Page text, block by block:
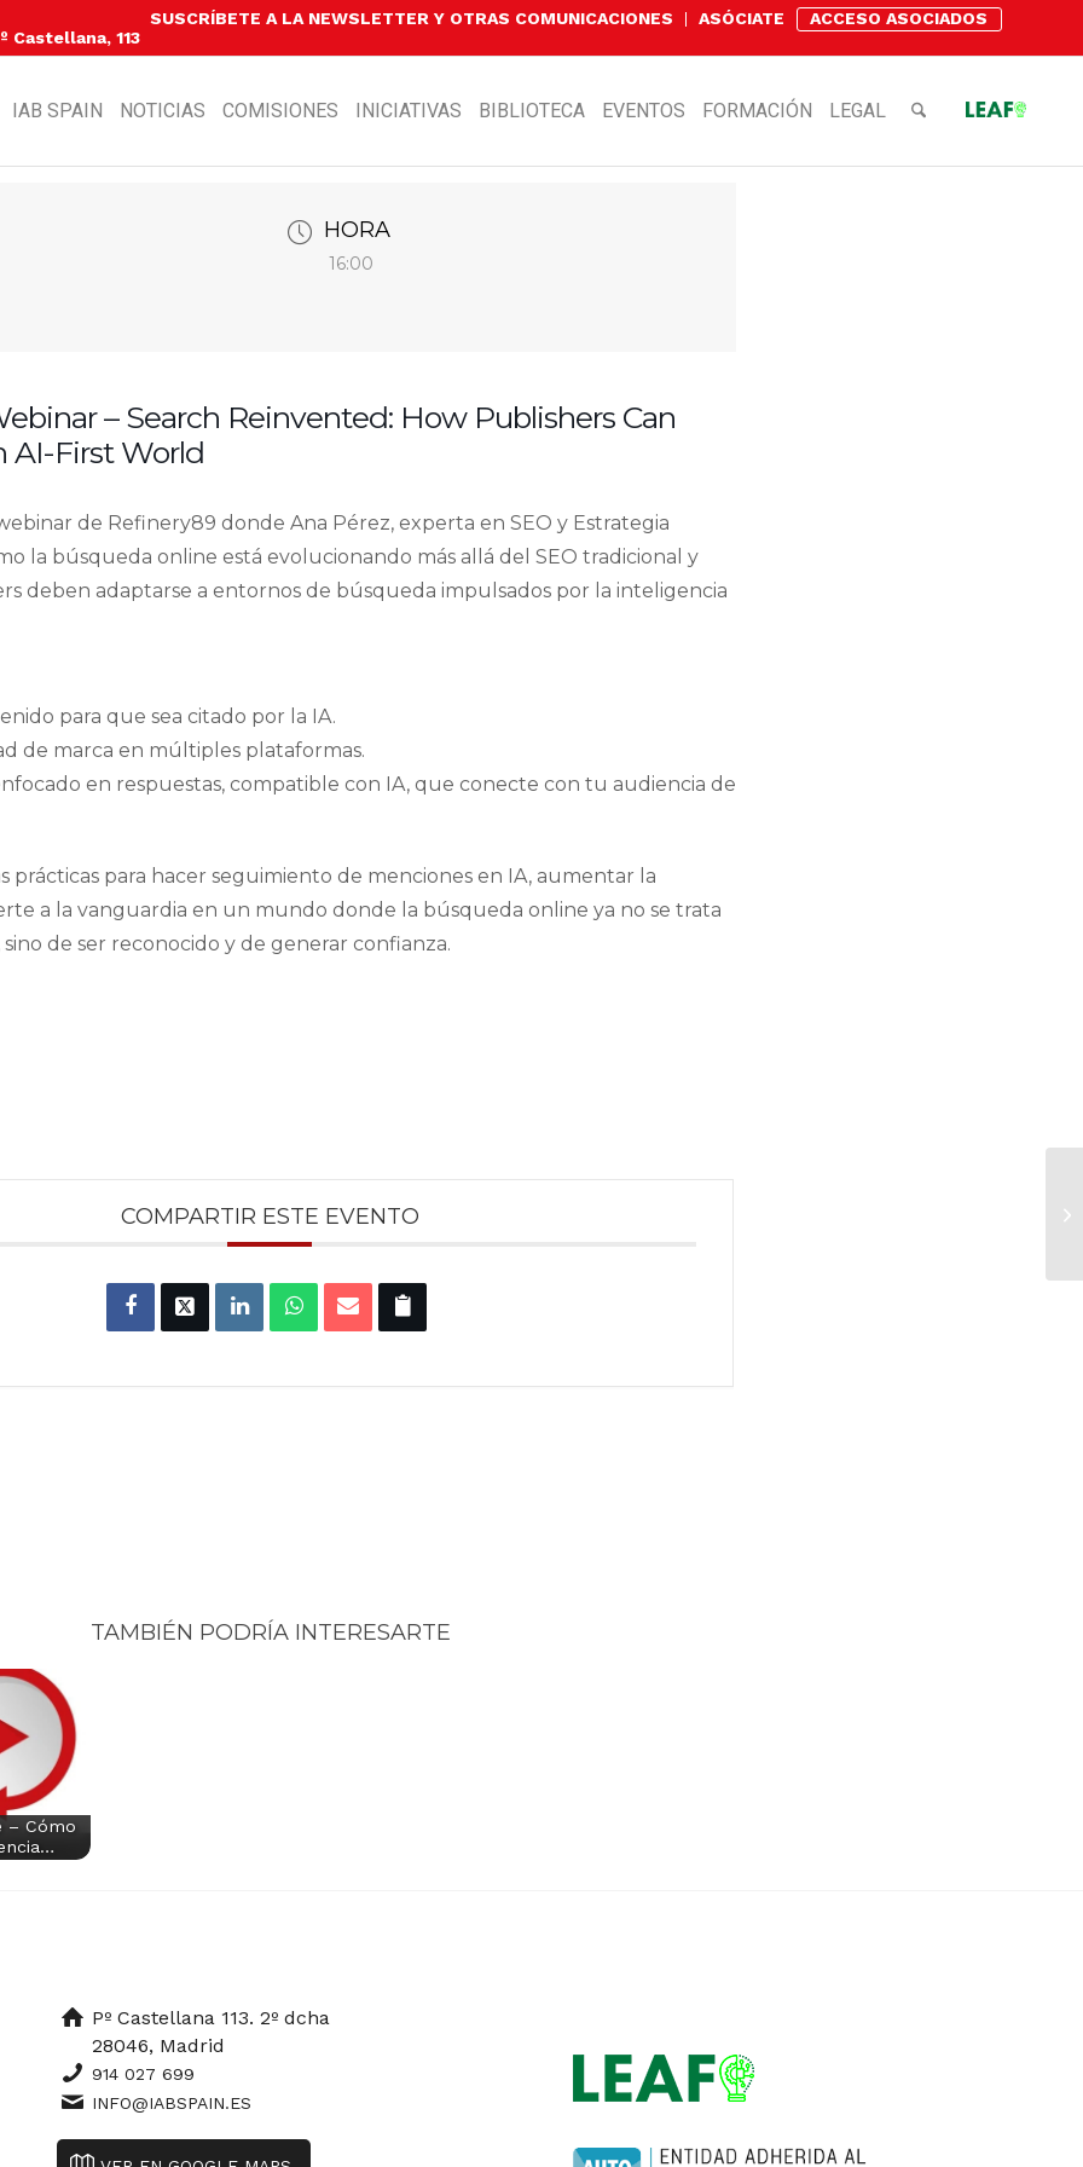
SUSCRÍBETE A LA NEWSLETTER Y OTRAS COMUNICACIONES ASÓCIATE
ACCESO ASOCIADOS
Castellana, 113
IAB SPAIN NOTICIAS COMISIONES INICIATIVAS BIBLIOTECA EVENTOS FORMACIÓN LEGAL
HORA
16:00
– Search Reinvented: How Publishers Can
AI-First World
de Refinery89 donde Ana Pérez, experta en SEO y Estrategia
la búsqueda online está evolucionando más allá del SEO tradicional y
deben adaptarse a entornos de búsqueda impulsados por la inteligencia
para que sea citado por la IA.
de marca en múltiples plataformas.
en respuestas, compatible con IA, que conecte con tu audiencia de
prácticas para hacer seguimiento de menciones en IA, aumentar la
a la vanguardia en un mundo donde la búsqueda online ya no se trata
sino de ser reconocido y de generar confianza.
COMPARTIR ESTE EVENTO
TAMBIÉN PODRÍA INTERESARTE
– Cómo
Pº Castellana 113. 2º dcha
28046, Madrid
914 027 699
INFO@IABSPAIN.ES